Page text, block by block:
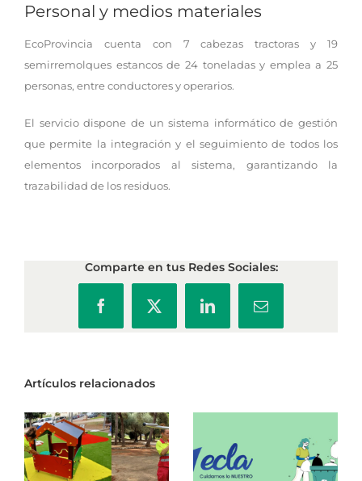
Personal y medios materiales
EcoProvincia cuenta con 7 cabezas tractoras y 19
semirremolques estancos de 24 toneladas y emplea a 25
personas, entre conductores y operarios.
El servicio dispone de un sistema informático de gestión
que permite la integración y el seguimiento de todos los
elementos incorporados al sistema, garantizando la
trazabilidad de los residuos.
Comparte en tus Redes Sociales:
FacebookX LinkedInCorreo
electrónico
Artículos relacionados